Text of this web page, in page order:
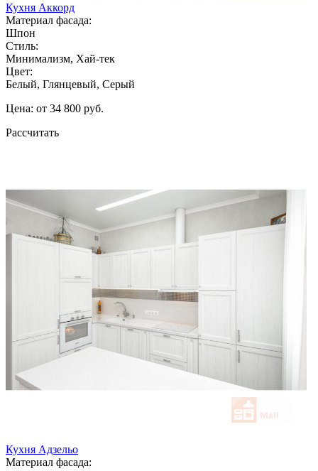
Кухня Аккорд
Материал фасада:
Шпон
Стиль:
Минимализм, Хай-тек
Цвет:
Белый, Глянцевый, Серый
Цена: от 34 800 руб.
Рассчитать
Кухня Адзельо
Материал фасада: